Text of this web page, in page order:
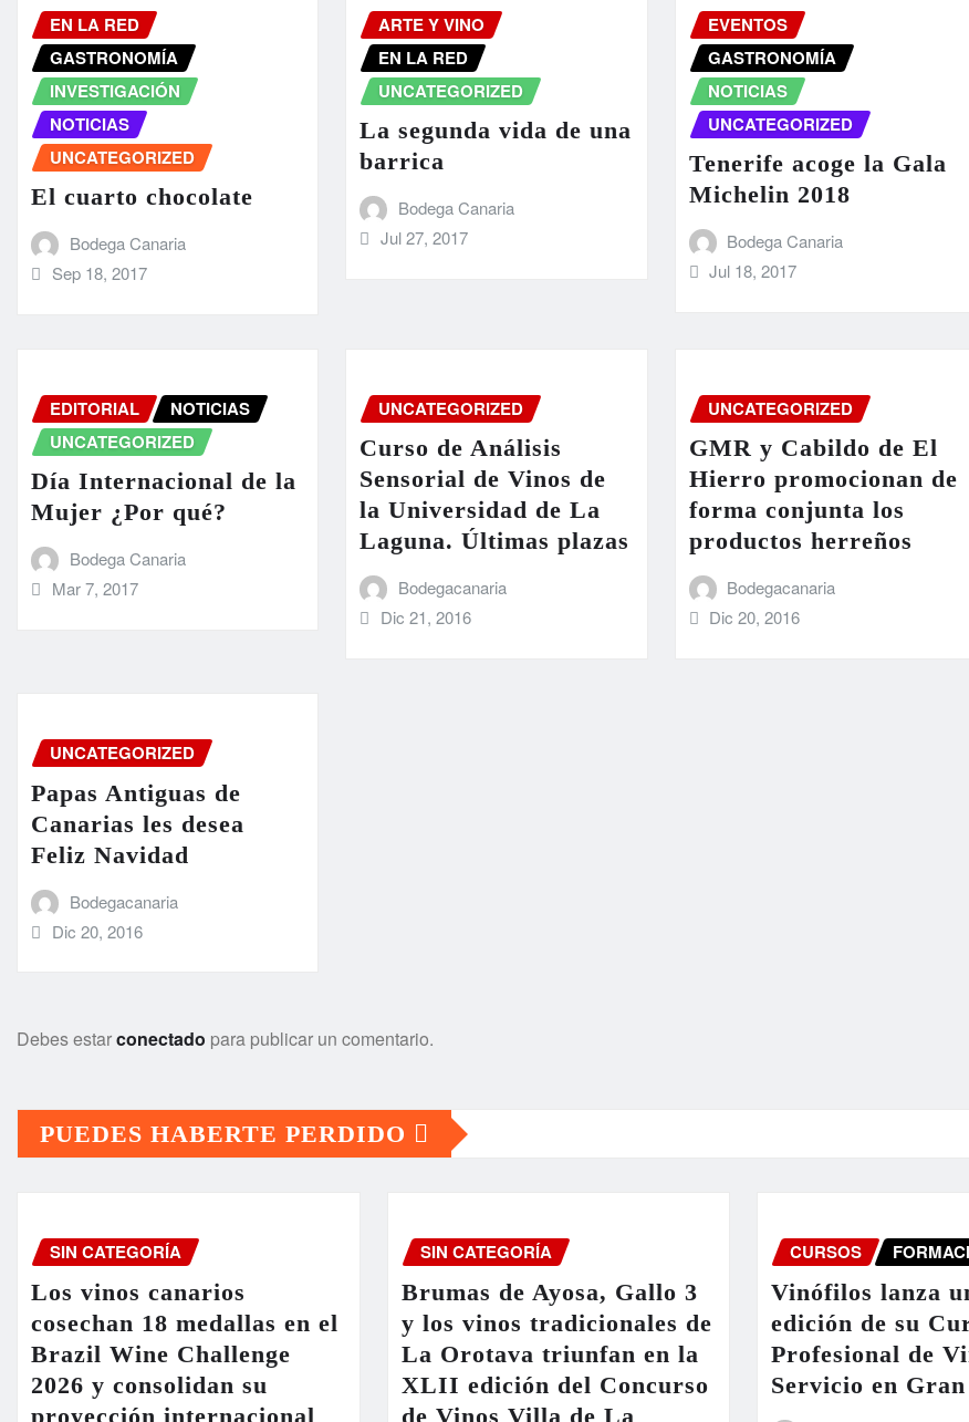
EN LA RED
GASTRONOMÍA
INVESTIGACIÓN
NOTICIAS
UNCATEGORIZED
El cuarto chocolate
Bodega Canaria
Sep 18, 2017
ARTE Y VINO
EN LA RED
UNCATEGORIZED
La segunda vida de una
barrica
Bodega Canaria
Jul 27, 2017
EVENTOS
GASTRONOMÍA
NOTICIAS
UNCATEGORIZED
Tenerife acoge la Gala
Michelin 2018
Bodega Canaria
Jul 18, 2017
EDITORIAL
NOTICIAS
UNCATEGORIZED
Día Internacional de la
Mujer ¿Por qué?
Bodega Canaria
Mar 7, 2017
UNCATEGORIZED
Curso de Análisis
Sensorial de Vinos de
la Universidad de La
Laguna. Últimas plazas
Bodegacanaria
Dic 21, 2016
UNCATEGORIZED
GMR y Cabildo de El
Hierro promocionan de
forma conjunta los
productos herreños
Bodegacanaria
Dic 20, 2016
UNCATEGORIZED
Papas Antiguas de
Canarias les desea
Feliz Navidad
Bodegacanaria
Dic 20, 2016
Debes estarconectado para publicar un comentario.
PUEDES HABERTE PERDIDO
SIN CATEGORÍA
Los vinos canarios
cosechan 18 medallas en el
Brazil Wine Challenge
2026 y consolidan su
proyección internacional
SIN CATEGORÍA
Brumas de Ayosa, Gallo 3
y los vinos tradicionales de
La Orotava triunfan en la
XLII edición del Concurso
de Vinos Villa de La
CURSOS
Vinófilos lanza
edición de su
Profesional de
Servicio en